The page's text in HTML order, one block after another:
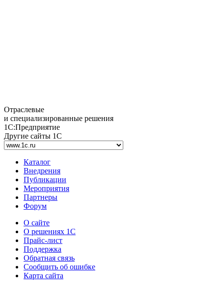
Отраслевые
и специализированные решения
1С:Предприятие
Другие сайты 1С
Каталог
Внедрения
Публикации
Мероприятия
Партнеры
Форум
О сайте
О решениях 1С
Прайс-лист
Поддержка
Обратная связь
Сообщить об ошибке
Карта сайта